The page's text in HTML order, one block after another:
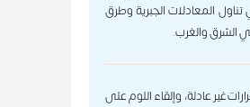
المعادلات الجبرية وطرق
الشرق والغرب.
غير عادلة، وإلقاء اللوم على